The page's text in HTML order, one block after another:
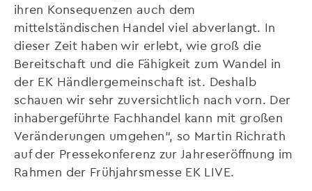
ihren Konsequenzen auch dem
mittelständischen Handel viel abverlangt. In
dieser Zeit haben wir erlebt, wie groß die
Bereitschaft und die Fähigkeit zum Wandel in
der EK Händlergemeinschaft ist. Deshalb
schauen wir sehr zuversichtlich nach vorn. Der
inhabergeführte Fachhandel kann mit großen
Veränderungen umgehen“, so Martin Richrath
auf der Pressekonferenz zur Jahreseröffnung im
Rahmen der Frühjahrsmesse EK LIVE.